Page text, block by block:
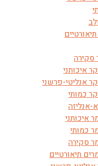
איכותני
אנליטי-פרשני
כמותי
אנליזה
איכותני
כמותי
סקירה
תיאורטיים